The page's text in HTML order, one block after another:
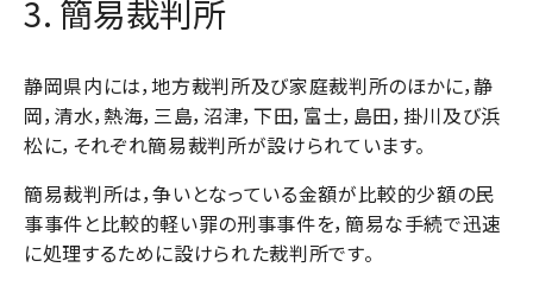
3. 簡易裁判所
静岡県内には，地方裁判所及び家庭裁判所のほかに，静
岡，清水，熱海，三島，沼津，下田，富士，島田，掛川及び浜
松に，それぞれ簡易裁判所が設けられています。
簡易裁判所は，争いとなっている金額が比較的少額の民
事事件と比較的軽い罪の刑事事件を，簡易な手続で迅速
に処理するために設けられた裁判所です。